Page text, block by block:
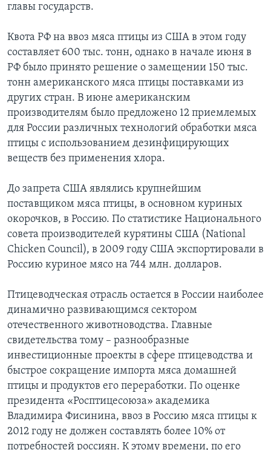
главы государств.
Квота РФ на ввоз мяса птицы из США в этом году
составляет 600 тыс. тонн, однако в начале июня в
РФ было принято решение о замещении 150 тыс.
тонн американского мяса птицы поставками из
других стран. В июне американским
производителям было предложено 12 приемлемых
для России различных технологий обработки мяса
птицы с использованием дезинфицирующих
веществ без применения хлора.
До запрета США являлись крупнейшим
поставщиком мяса птицы, в основном куриных
окорочков, в Россию. По статистике Национального
совета производителей курятины США (National
Chicken Council), в 2009 году США экспортировали в
Россию куриное мясо на 744 млн. долларов.
Птицеводческая отрасль остается в России наиболее
динамично развивающимся сектором
отечественного животноводства. Главные
свидетельства тому – разнообразные
инвестиционные проекты в сфере птицеводства и
быстрое сокращение импорта мяса домашней
птицы и продуктов его переработки. По оценке
президента «Росптицесоюза» академика
Владимира Фисинина, ввоз в Россию мяса птицы к
2012 году не должен составлять более 10% от
потребностей россиян. К этому времени, по его